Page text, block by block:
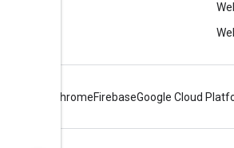
ChromeFirebaseGoogle Cloud